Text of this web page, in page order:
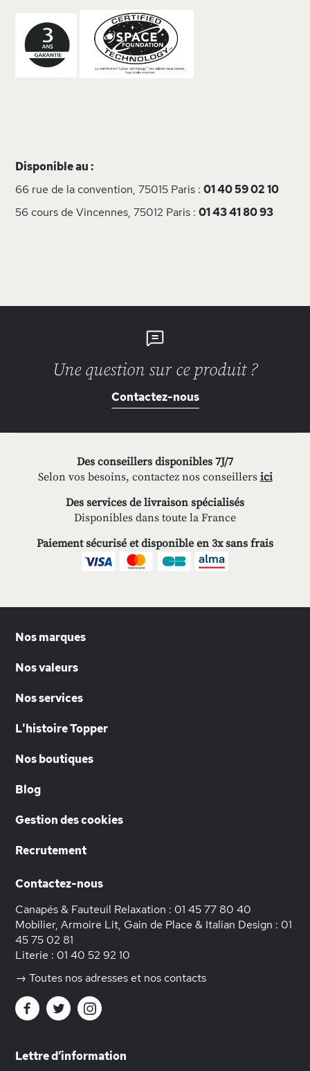
Disponible au :
66 rue de la convention, 75015 Paris : 01 40 59 02 10
56 cours de Vincennes, 75012 Paris : 01 43 41 80 93
Une question sur ce produit ?
Contactez-nous
Des conseillers disponibles 7J/7
Selon vos besoins, contactez nos conseillers ici
Des services de livraison spécialisés
Disponibles dans toute la France
Paiement sécurisé et disponible en 3x sans frais
Nos marques
Nos valeurs
Nos services
L'histoire Topper
Nos boutiques
Blog
Gestion des cookies
Recrutement
Contactez-nous
Canapés & Fauteuil Relaxation : 01 45 77 80 40
Mobilier, Armoire Lit, Gain de Place & Italian Design : 01
45 75 02 81
Literie : 01 40 52 92 10
→ Toutes nos adresses et nos contacts
Lettre d’information